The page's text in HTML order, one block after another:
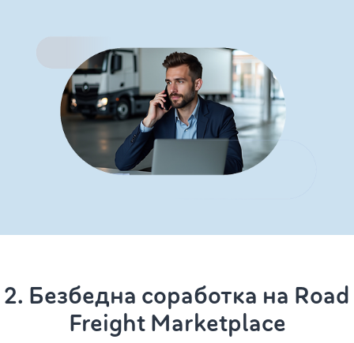
2. Безбедна соработка на Road
Freight Marketplace